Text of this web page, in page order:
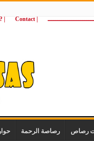
| Contact
wij
رصاص رصاصة الرحمة